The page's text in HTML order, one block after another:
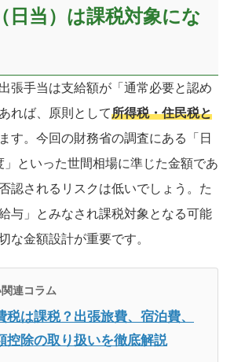
日当）は課税対象にな
張手当は支給額が「通常必要と認め
れば、原則として所得税・住民税と
す。今回の財務省の調査にある「日
」といった世間相場に準じた金額であ
認されるリスクは低いでしょう。た
与」とみなされ課税対象となる可能
な金額設計が重要です。
連コラム
税は課税？出張旅費、宿泊費、
控除の取り扱いを徹底解説